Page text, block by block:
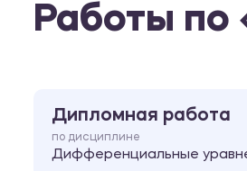
Работы по
Дипломная работа
по дисциплине
Дифференциальные